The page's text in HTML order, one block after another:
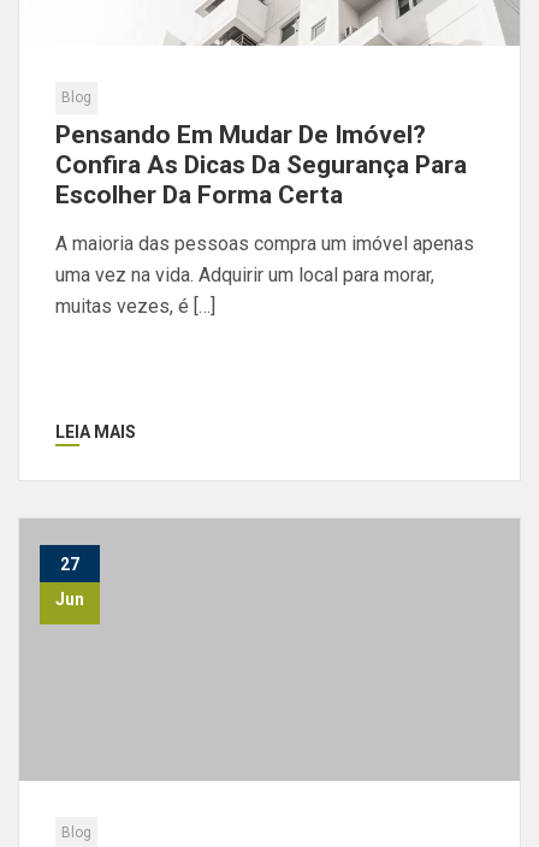
Blog
Pensando Em Mudar De Imóvel?
Confira As Dicas Da Segurança Para
Escolher Da Forma Certa
A maioria das pessoas compra um imóvel apenas
uma vez na vida. Adquirir um local para morar,
muitas vezes, é […]
LEIA MAIS
27
Jun
Blog